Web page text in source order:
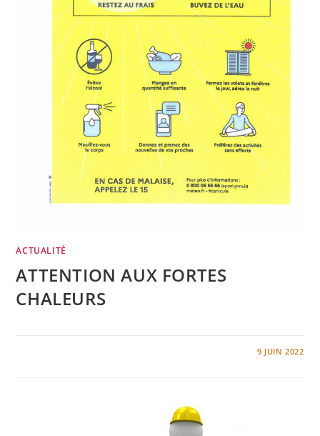
ACTUALITÉ
ATTENTION AUX FORTES
CHALEURS
9 JUIN 2022